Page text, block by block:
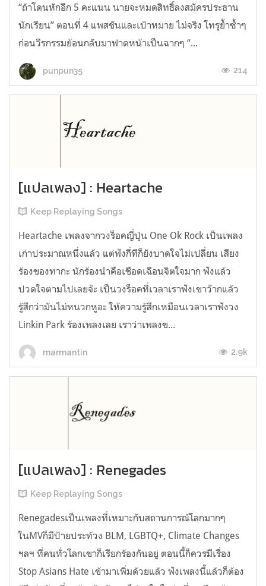
“ถ้าโดนหักอีก 5 คะแนน นายจะหมดสิทธิ์ลงสมัครประธาน
นักเรียน” ตอนที่ 4 แพสชันและเป้าหมาย ไม่จริง โทรุย้ำซ้ำๆ
ก่อนวีรกรรมย้อนกลับมาฟาดหน้าเป็นฉากๆ “...
punpun35 214
[แปลเพลง] : Heartache
Keep Replaying Songs
Heartache เพลงจากวงร็อคญี่ปุ่น One Ok Rock เป็นเพลง
เก่าประมาณหนึ่งแล้ว แต่ฟังกี่ทีก็ยังบาดใจไม่เปลี่ยน เสียง
ร้องของทากะ นักร้องนำคือเชือดเฉือนจิตใจมาก ฟังแล้ว
ปวดใจตามไปเลยจ๊ะ เป็นวงร็อคที่เวลาเราฟังเขาว๊ากแล้ว
รู้สึกว่ามันไม่หนวกหูอะ ให้ความรู้สึกเหมือนเวลาเราฟังวง
Linkin Park ร้องเพลงเลย เราว่าเพลงข...
marmantin 2.9k
[แปลเพลง] : Renegades
Keep Replaying Songs
Renegadesเป็นเพลงที่เหมาะกับสถานการณ์โลกมากๆ
ในMVก็มีป้ายประท้วง BLM, LGBTQ+, Climate Changes
ฯลฯ ที่คนทั่วโลกเขาก็เรียกร้องกันอยู่ ตอนนี้ก็ควรมีเรื่อง
Stop Asians Hate เข้ามาเพิ่มด้วยแล้ว ฟังเพลงนี้แล้วก็ต้อง